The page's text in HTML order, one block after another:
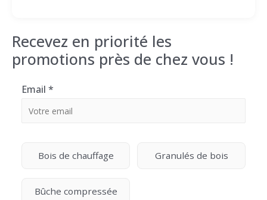
Recevez en priorité les
promotions près de chez vous !
Email *
Bois de chauffage Granulés de bois
Bûche compressée